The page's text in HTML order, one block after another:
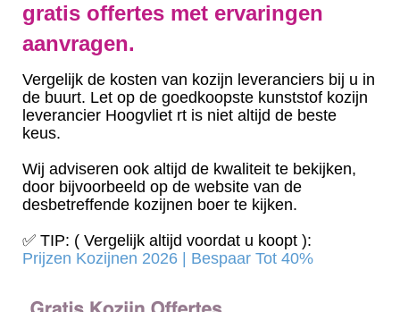
gratis offertes met ervaringen
aanvragen.
Vergelijk de kosten van kozijn leveranciers bij u in
de buurt. Let op de goedkoopste kunststof kozijn
leverancier Hoogvliet rt is niet altijd de beste
keus.
Wij adviseren ook altijd de kwaliteit te bekijken,
door bijvoorbeeld op de website van de
desbetreffende kozijnen boer te kijken.
✅ TIP: ( Vergelijk altijd voordat u koopt ):
Prijzen Kozijnen 2026 | Bespaar Tot 40%‎